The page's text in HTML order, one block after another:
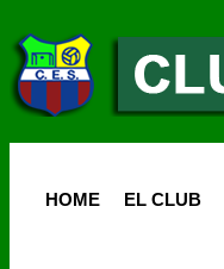
HOME EL CLUB